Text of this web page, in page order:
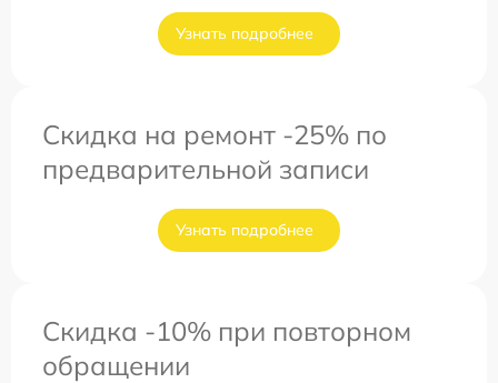
Узнать подробнее
Скидка на ремонт -25% по
предварительной записи
Узнать подробнее
Скидка -10% при повторном
обращении